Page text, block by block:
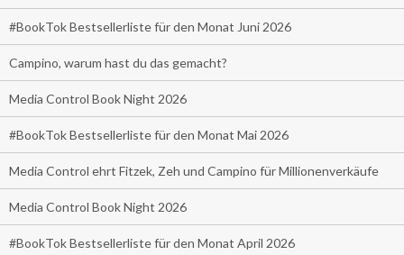
#BookTok Bestsellerliste für den Monat Juni 2026
Campino, warum hast du das gemacht?
Media Control Book Night 2026
#BookTok Bestsellerliste für den Monat Mai 2026
Media Control ehrt Fitzek, Zeh und Campino für Millionenverkäufe
Media Control Book Night 2026
#BookTok Bestsellerliste für den Monat April 2026